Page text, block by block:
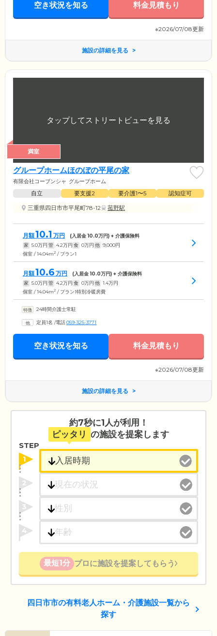
空き状況を知る 料金見積もり
※2026/07/08更新
施設の詳細を見る
満室
グループホームほのぼの平尾の家
有限会社コーブンシャ グループホーム
自立 要支援2 要介護1〜5
認知症可
三重県四日市市平尾町78-12
菰野駅
月額10.1 万円 (入居金10.0万円) + 介護保険料
家 5.0万円 管 4.2万円 食 0万円 他 9,000円
個室 / 14.04m2 / プラン1
月額10.6 万円 (入居金10.0万円) + 介護保険料
家 5.0万円 管 4.2万円 食 0万円 他 1.4万円
個室 / 14.04m2 / プラン1特別冷暖房費
24時間介護士常駐
定員1名 /電話059-325-3771
空き状況を知る 料金見積もり
※2026/07/08更新
施設の詳細を見る
約7秒に1人が利用！
ピッタリ の施設を提案します
STEP
1
2
3
4
最短1分 プロに施設を提案してもらう
四日市市の有料老人ホーム・介護施設一覧から
探す